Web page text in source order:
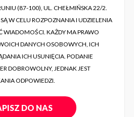
(87-100), UL. CHEŁMIŃSKA 22/2.
W CELU ROZPOZNANIA I UDZIELENIA
WIADOMOŚCI. KAŻDY MA PRAWO
DANYCH OSOBOWYCH, ICH
ICH USUNIĘCIA. PODANIE
DOBROWOLNY, JEDNAK JEST
ODPOWIEDZI.